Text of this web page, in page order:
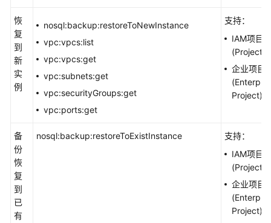
恢
复
到
新
实
例
nosql:backup:restoreToNewInstance
vpc:vpcs:list
vpc:vpcs:get
vpc:subnets:get
vpc:securityGroups:get
vpc:ports:get
支持：
IAM项目
(Project)
企业项目
Project)
备
份
恢
复
到
已
有
nosql:backup:restoreToExistInstance
支持：
IAM项目
(Project)
企业项目
Project)